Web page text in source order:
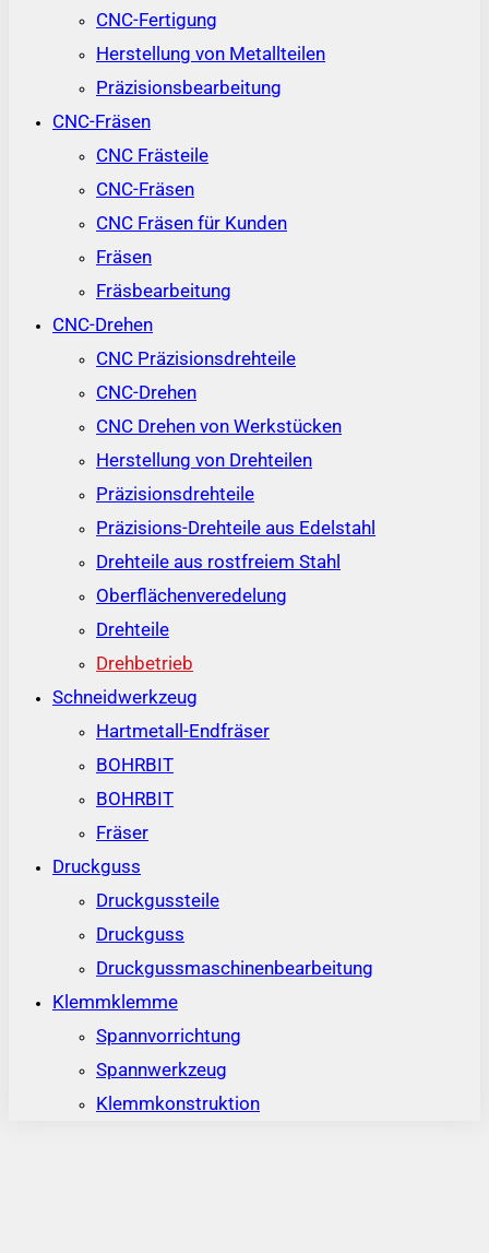
CNC-Fertigung
Herstellung von Metallteilen
Präzisionsbearbeitung
CNC-Fräsen
CNC Frästeile
CNC-Fräsen
CNC Fräsen für Kunden
Fräsen
Fräsbearbeitung
CNC-Drehen
CNC Präzisionsdrehteile
CNC-Drehen
CNC Drehen von Werkstücken
Herstellung von Drehteilen
Präzisionsdrehteile
Präzisions-Drehteile aus Edelstahl
Drehteile aus rostfreiem Stahl
Oberflächenveredelung
Drehteile
Drehbetrieb
Schneidwerkzeug
Hartmetall-Endfräser
BOHRBIT
BOHRBIT
Fräser
Druckguss
Druckgussteile
Druckguss
Druckgussmaschinenbearbeitung
Klemmklemme
Spannvorrichtung
Spannwerkzeug
Klemmkonstruktion